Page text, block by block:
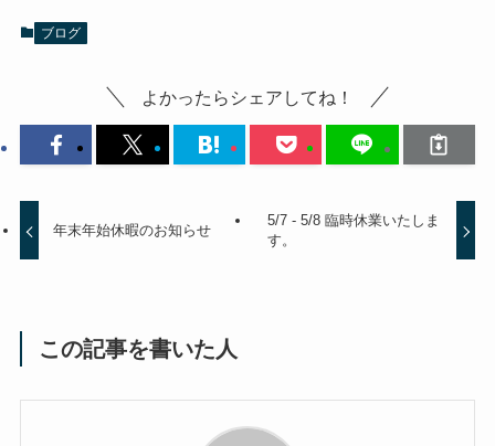
ブログ
よかったらシェアしてね！
年末年始休暇のお知らせ
5/7 - 5/8 臨時休業いたしま
す。
この記事を書いた人